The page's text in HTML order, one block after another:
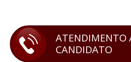
ATENDIMENTO
CANDIDATO